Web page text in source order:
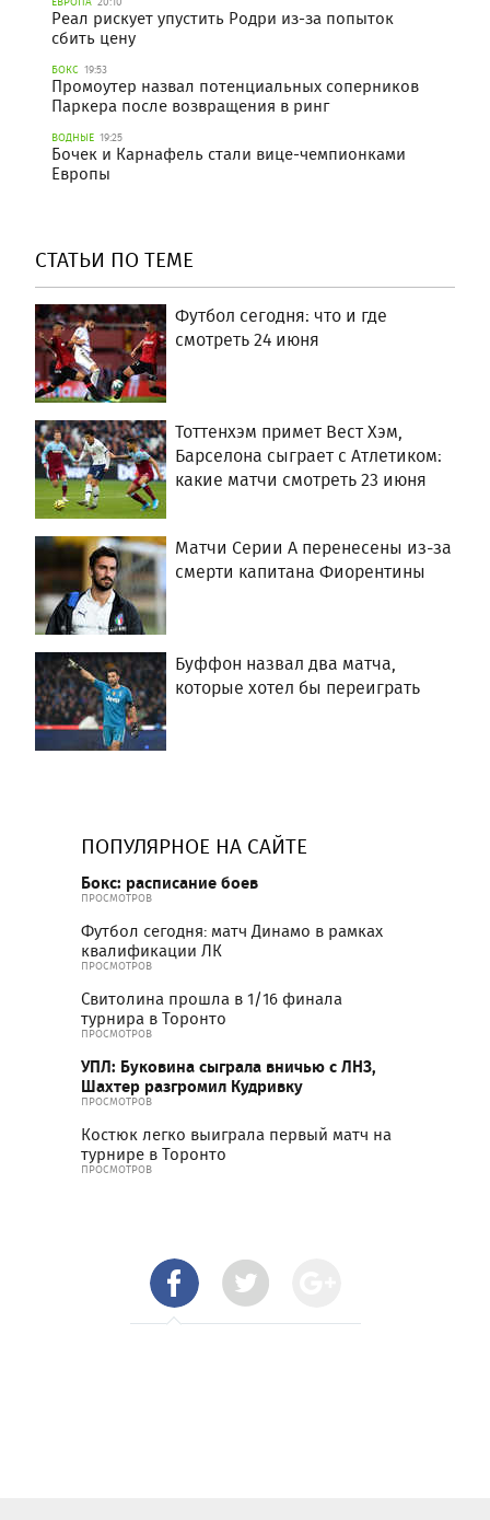
Реал рискует упустить Родри из-за попыток
сбить цену
БОКС 19:53
Промоутер назвал потенциальных соперников
Паркера после возвращения в ринг
ВОДНЫЕ 19:25
Бочек и Карнафель стали вице-чемпионками
Европы
СТАТЬИ ПО ТЕМЕ
Футбол сегодня: что и где
смотреть 24 июня
Тоттенхэм примет Вест Хэм,
Барселона сыграет с Атлетиком:
какие матчи смотреть 23 июня
Матчи Серии А перенесены из-за
смерти капитана Фиорентины
Буффон назвал два матча,
которые хотел бы переиграть
ПОПУЛЯРНОЕ НА САЙТЕ
Бокс: расписание боев
ПРОСМОТРОВ
Футбол сегодня: матч Динамо в рамках
квалификации ЛК
ПРОСМОТРОВ
Свитолина прошла в 1/16 финала
турнира в Торонто
ПРОСМОТРОВ
УПЛ: Буковина сыграла вничью с ЛНЗ,
Шахтер разгромил Кудривку
ПРОСМОТРОВ
Костюк легко выиграла первый матч на
турнире в Торонто
ПРОСМОТРОВ